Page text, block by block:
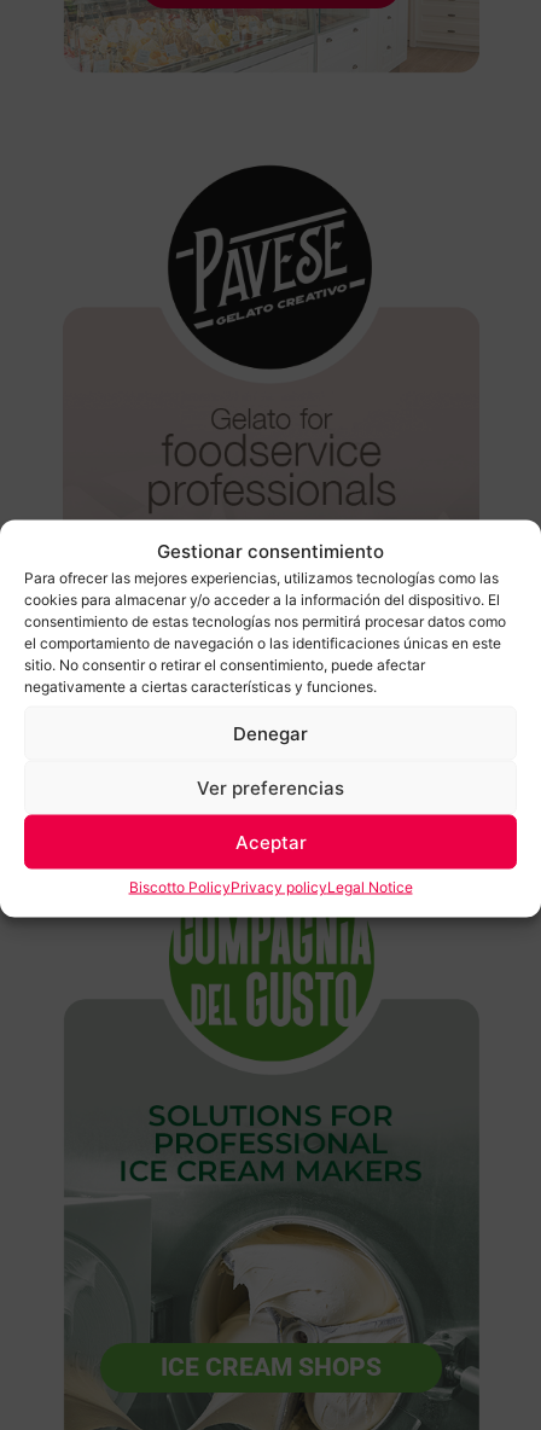
Gestionar consentimiento
Para ofrecer las mejores experiencias, utilizamos tecnologías como las
cookies para almacenar y/o acceder a la información del dispositivo. El
consentimiento de estas tecnologías nos permitirá procesar datos como
el comportamiento de navegación o las identificaciones únicas en este
sitio. No consentir o retirar el consentimiento, puede afectar
negativamente a ciertas características y funciones.
Aceptar
Denegar
Ver preferencias
Biscotto PolicyPrivacy policyLegal Notice
RESTORATION
ICE CREAM SHOPS